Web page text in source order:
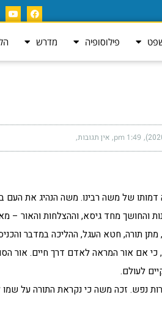
פילוסופיה מדרש
1:49 pm אין תגובות
דמותו של משה רבינו. משה הנהיג את
והחושך מחד גיסא, וההצלחות והאור –
מתן תורה, חטא העגל, ההליכה במדבר
אם אור המראה לאדם דרך חיים. אור
לעולם.
נפש. זכה משה כי נקראת התורה על